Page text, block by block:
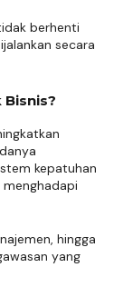
berhenti
secara
Bisnis?
kepatuhan
menghadapi
hingga
yang